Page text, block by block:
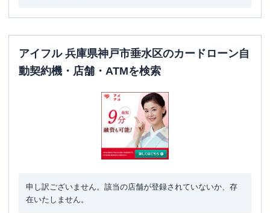
アイフル 兵庫県神戸市垂水区のカードローン自
動契約機・店舗・ATMを検索
申し訳ございません。該当の店舗が登録されていないか、存
在いたしません。